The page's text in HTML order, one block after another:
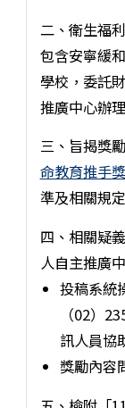
二、衛生福
包含安寧緩
學校，委託
推廣中心辦
三、旨揭獎
命教育推手
準及相關規
四、相關疑
人自主推廣
投稿系統
（02）
訊人員協
獎勵內容